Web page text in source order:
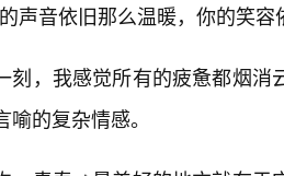
声音依旧那么温暖，你的笑
刻，我感觉所有的疲惫都烟
喻的复杂情感。